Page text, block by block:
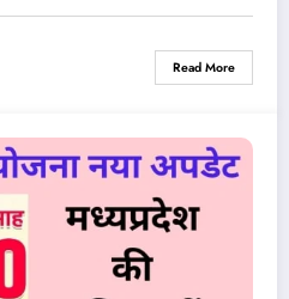
Read More